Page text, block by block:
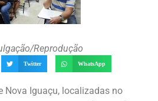
Reprodução
Twitter WhatsApp
Nova Iguaçu, localizadas no